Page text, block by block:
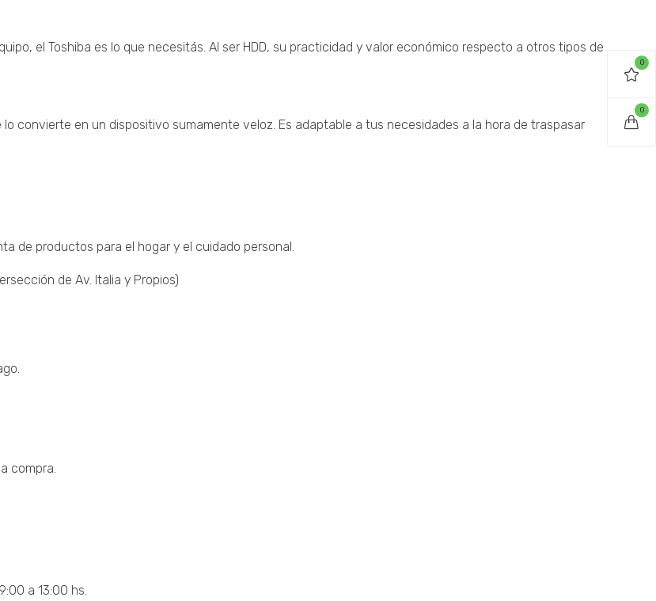
el Toshiba es lo que necesitás. Al ser HDD, su practicidad y valor económico respecto a otros tipos de
convierte en un dispositivo sumamente veloz. Es adaptable a tus necesidades a la hora de traspasar
de productos para el hogar y el cuidado personal.
de Av. Italia y Propios)
compra.
a 13:00 hs.
0
0